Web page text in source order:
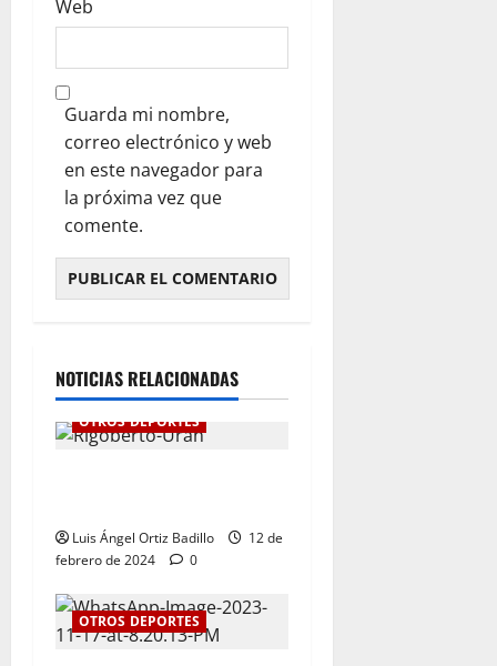
Web
Guarda mi nombre,
correo electrónico y web
en este navegador para
la próxima vez que
comente.
NOTICIAS RELACIONADAS
OTROS DEPORTES
Luis Ángel Ortiz Badillo
12 de
febrero de 2024
0
OTROS DEPORTES